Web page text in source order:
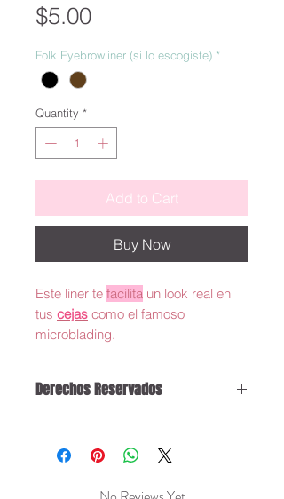
$5.00Price
Folk Eyebrowliner (si lo escogiste) *
Quantity *
Add to Cart
Buy Now
Este liner te facilita un look real en
tus cejas como el famoso
microblading.
Derechos Reservados
Antes de enviar mis poductos yo me
encargo de cotejarlos y que esten en